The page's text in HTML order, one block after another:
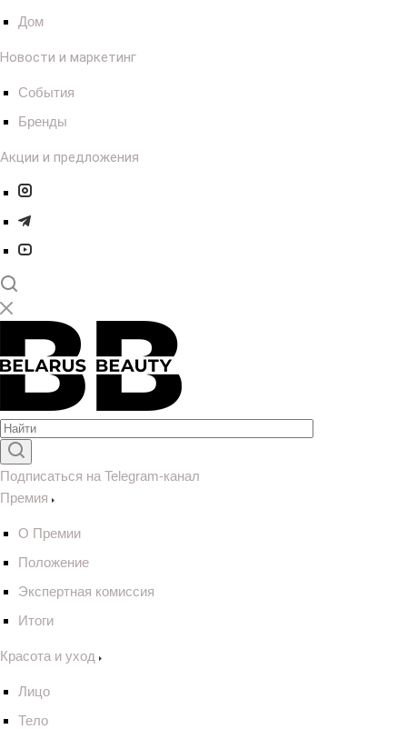
Дом
Новости и маркетинг
События
Бренды
Акции и предложения
Подписаться на Telegram-канал
Премия
О Премии
Положение
Экспертная комиссия
Итоги
Красота и уход
Лицо
Тело